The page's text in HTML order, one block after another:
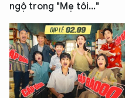
ngộ trong "Mẹ tôi..."